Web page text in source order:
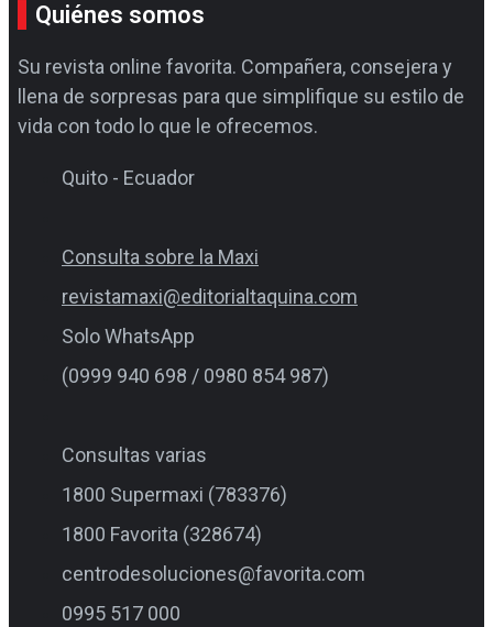
Quiénes somos
Su revista online favorita. Compañera, consejera y
llena de sorpresas para que simplifique su estilo de
vida con todo lo que le ofrecemos.
Quito - Ecuador
Consulta sobre la Maxi
revistamaxi@editorialtaquina.com
Solo WhatsApp
(0999 940 698 / 0980 854 987)
Consultas varias
1800 Supermaxi (783376)
1800 Favorita (328674)
centrodesoluciones@favorita.com
0995 517 000